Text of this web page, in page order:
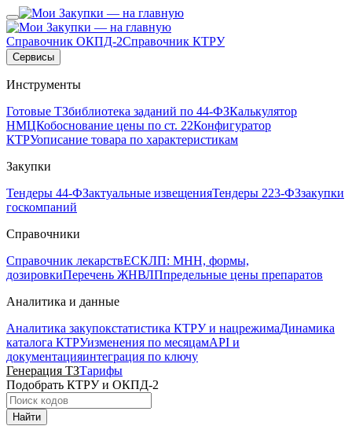
Справочник ОКПД-2Справочник КТРУ
Сервисы
Инструменты
Готовые ТЗбиблиотека заданий по 44-ФЗКалькулятор
НМЦКобоснование цены по ст. 22Конфигуратор
КТРУописание товара по характеристикам
Закупки
Тендеры 44-ФЗактуальные извещенияТендеры 223-ФЗзакупки
госкомпаний
Справочники
Справочник лекарствЕСКЛП: МНН, формы,
дозировкиПеречень ЖНВЛПпредельные цены препаратов
Аналитика и данные
Аналитика закупокстатистика КТРУ и нацрежимаДинамика
каталога КТРУизменения по месяцамAPI и
документацияинтеграция по ключу
Генерация ТЗТарифы
Подобрать КТРУ и ОКПД-2
Найти